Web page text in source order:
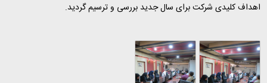
اهداف کلیدی شرکت برای سال جدید بررسی و ترسیم گردید.